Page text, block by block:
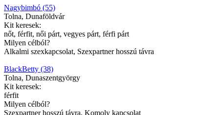
Nagybimbó (55)
Tolna, Dunaföldvár
Kit keresek:
nőt, férfit, női párt, vegyes párt, férfi párt
Milyen célból?
Alkalmi szexkapcsolat, Szexpartner hosszú távra
BlackBetty (38)
Tolna, Dunaszentgyörgy
Kit keresek:
férfit
Milyen célból?
Szexpartner hosszú távra, Komoly kapcsolat